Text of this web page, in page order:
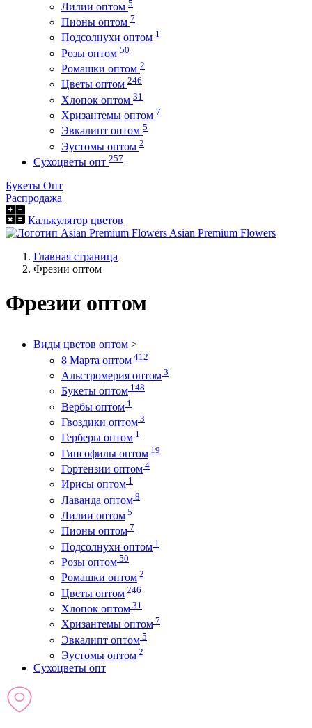
Лилии оптом 5
Пионы оптом 7
Подсолнухи оптом 1
Розы оптом 50
Ромашки оптом 2
Цветы оптом 246
Хлопок оптом 31
Хризантемы оптом 7
Эвкалипт оптом 5
Эустомы оптом 2
Сухоцветы опт 257
Букеты Опт
Распродажа
Калькулятор цветов
Asian Premium Flowers
Главная страница
Фрезии оптом
Фрезии оптом
Виды цветов оптом >
8 Марта оптом 412
Альстромерия оптом 3
Букеты оптом 148
Вербы оптом 1
Гвоздики оптом 3
Герберы оптом 1
Гипсофилы оптом 19
Гортензии оптом 4
Ирисы оптом 1
Лаванда оптом 8
Лилии оптом 5
Пионы оптом 7
Подсолнухи оптом 1
Розы оптом 50
Ромашки оптом 2
Цветы оптом 246
Хлопок оптом 31
Хризантемы оптом 7
Эвкалипт оптом 5
Эустомы оптом 2
Сухоцветы опт